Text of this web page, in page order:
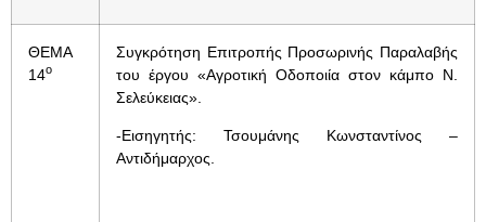
ΘΕΜΑ
14ο
Συγκρότηση Επιτροπής Προσωρινής Παραλαβής
του έργου «Αγροτική Οδοποιία στον κάμπο Ν.
Σελεύκειας».
-Εισηγητής: Τσουμάνης Κωνσταντίνος –
Αντιδήμαρχος.